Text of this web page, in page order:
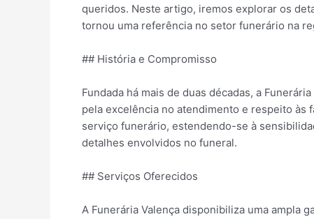
queridos. Neste artigo, iremos explorar os
tornou uma referência no setor funerário na
## História e Compromisso
Fundada há mais de duas décadas, a
pela excelência no atendimento e respeito às
serviço funerário, estendendo-se à
detalhes envolvidos no funeral.
## Serviços Oferecidos
A Funerária Valença disponibiliza uma ampla